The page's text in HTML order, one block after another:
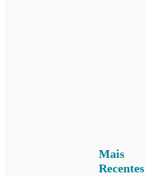
Mais
Recentes